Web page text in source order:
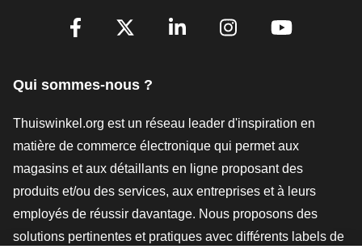
[_General:SocialMediaTitle]
Qui sommes-nous ?
Thuiswinkel.org est un réseau leader d'inspiration en
matière de commerce électronique qui permet aux
magasins et aux détaillants en ligne proposant des
produits et/ou des services, aux entreprises et à leurs
employés de réussir davantage. Nous proposons des
solutions pertinentes et pratiques avec différents labels de